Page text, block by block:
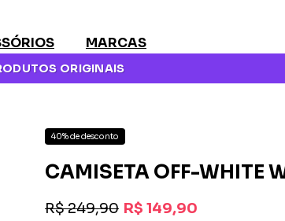
MARCAS
ORIGINAIS
40% de desconto
CAMISETA OFF-WHITE
R$ 249,90 R$ 149,90